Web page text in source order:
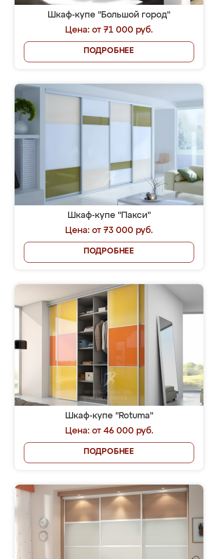
Шкаф-купе "Большой город"
Цена: от 71 000 руб.
ПОДРОБНЕЕ
Шкаф-купе "Пакси"
Цена: от 73 000 руб.
ПОДРОБНЕЕ
Шкаф-купе "Rotuma"
Цена: от 46 000 руб.
ПОДРОБНЕЕ